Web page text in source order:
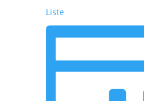
Liste